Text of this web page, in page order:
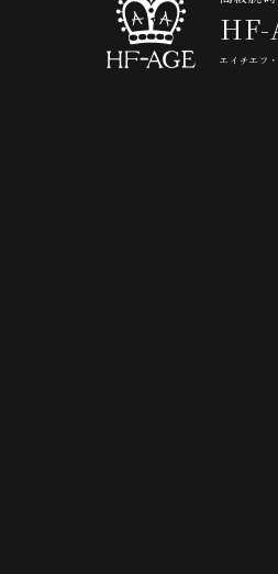
HF-
エイチエフ